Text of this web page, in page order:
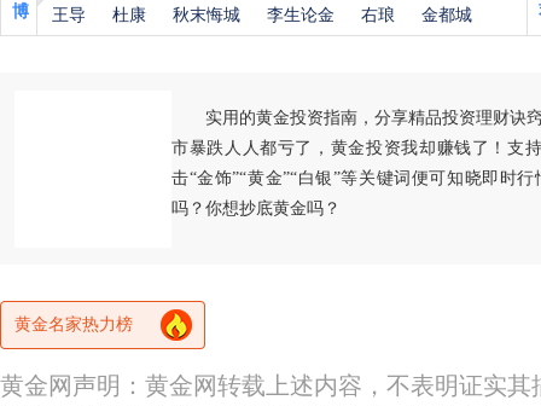
博
王导
杜康 秋末悔城 李生论金 右琅 金都城
实用的黄金投资指南，分享精品投资理财诀
市暴跌人人都亏了，黄金投资我却赚钱了！支
击“金饰”“黄金”“白银”等关键词便可知晓即时
吗？你想抄底黄金吗？
黄金名家热力榜
黄金网声明：黄金网转载上述内容，不表明证实